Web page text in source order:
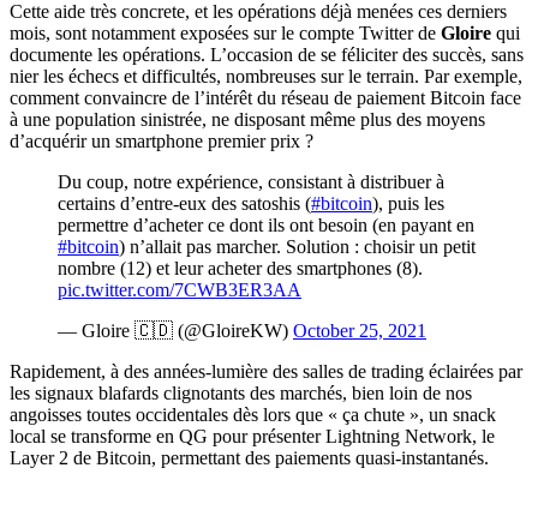
Cette aide très concrete, et les opérations déjà menées ces derniers
mois, sont notamment exposées sur le compte Twitter de Gloire qui
documente les opérations. L’occasion de se féliciter des succès, sans
nier les échecs et difficultés, nombreuses sur le terrain. Par exemple,
comment convaincre de l’intérêt du réseau de paiement Bitcoin face
à une population sinistrée, ne disposant même plus des moyens
d’acquérir un smartphone premier prix ?
Du coup, notre expérience, consistant à distribuer à
certains d’entre-eux des satoshis (#bitcoin), puis les
permettre d’acheter ce dont ils ont besoin (en payant en
#bitcoin) n’allait pas marcher. Solution : choisir un petit
nombre (12) et leur acheter des smartphones (8).
pic.twitter.com/7CWB3ER3AA
— Gloire 🇨🇩 (@GloireKW) October 25, 2021
Rapidement, à des années-lumière des salles de trading éclairées par
les signaux blafards clignotants des marchés, bien loin de nos
angoisses toutes occidentales dès lors que « ça chute », un snack
local se transforme en QG pour présenter Lightning Network, le
Layer 2 de Bitcoin, permettant des paiements quasi-instantanés.